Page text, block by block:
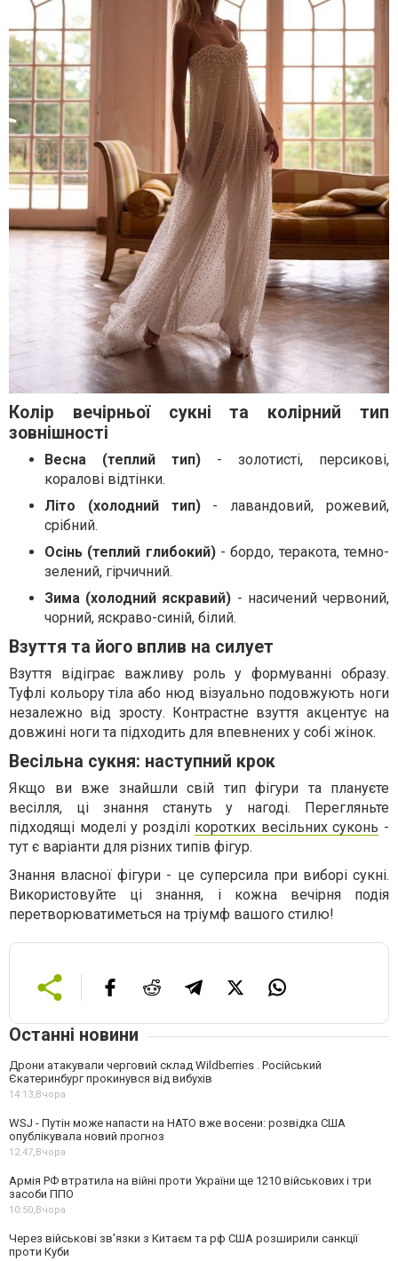
Колір вечірньої сукні та колірний тип
зовнішності
Весна (теплий тип) - золотисті, персикові,
коралові відтінки.
Літо (холодний тип)- лавандовий, рожевий,
срібний.
Осінь (теплий глибокий)- бордо, теракота, темно-
зелений, гірчичний.
Зима (холодний яскравий) - насичений червоний,
чорний, яскраво-синій, білий.
Взуття та його вплив на силует
Взуття відіграє важливу роль у формуванні образу.
Туфлі кольору тіла або нюд візуально подовжують ноги
незалежно від зросту. Контрастне взуття акцентує на
довжині ноги та підходить для впевнених у собі жінок.
Весільна сукня: наступний крок
Якщо ви вже знайшли свій тип фігури та плануєте
весілля, ці знання стануть у нагоді. Перегляньте
підходящі моделі у розділі коротких весільних суконь -
тут є варіанти для різних типів фігур.
Знання власної фігури - це суперсила при виборі сукні.
Використовуйте ці знання, і кожна вечірня подія
перетворюватиметься на тріумф вашого стилю!
Останні новини
Дрони атакували черговий склад Wildberries . Російський
Єкатеринбург прокинувся від вибухів
14:13, Вчора
WSJ - Путін може напасти на НАТО вже восени: розвідка США
опублікувала новий прогноз
12:47, Вчора
Армія РФ втратила на війні проти України ще 1210 військових і три
засоби ППО
10:50, Вчора
Через військові зв'язки з Китаєм та рф США розширили санкції
проти Куби